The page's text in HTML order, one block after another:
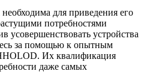
для приведения его
потребностями
усовершенствовать устройства
за помощью к опытным
Их квалификация
даже самых